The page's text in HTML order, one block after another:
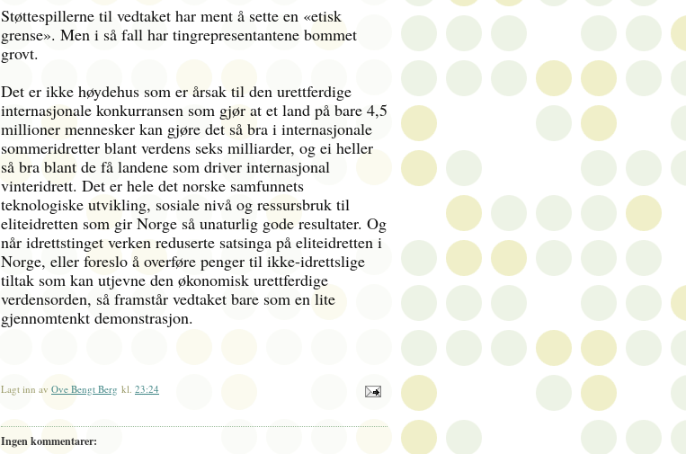
Støttespillerne til vedtaket har ment å sette en «etisk
grense». Men i så fall har tingrepresentantene bommet
grovt.
Det er ikke høydehus som er årsak til den urettferdige
internasjonale konkurransen som gjør at et land på bare 4,5
millioner mennesker kan gjøre det så bra i internasjonale
sommeridretter blant verdens seks milliarder, og ei heller
så bra blant de få landene som driver internasjonal
vinteridrett. Det er hele det norske samfunnets
teknologiske utvikling, sosiale nivå og ressursbruk til
eliteidretten som gir Norge så unaturlig gode resultater. Og
når idrettstinget verken reduserte satsinga på eliteidretten i
Norge, eller foreslo å overføre penger til ikke-idrettslige
tiltak som kan utjevne den økonomisk urettferdige
verdensorden, så framstår vedtaket bare som en lite
gjennomtenkt demonstrasjon.
Lagt inn av Ove Bengt Berg kl. 23:24
Ingen kommentarer: